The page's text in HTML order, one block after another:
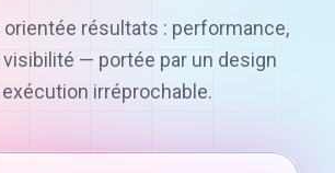
orientée résultats : performance,
— portée par un design
irréprochable.